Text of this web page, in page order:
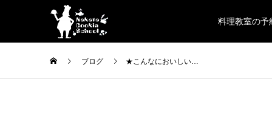
料理教室の予
ブログ ★こんなにおいしい…